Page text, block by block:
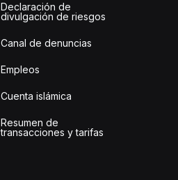
Declaración de
divulgación de riesgos
Canal de denuncias
Empleos
Cuenta islámica
Resumen de
transacciones y tarifas